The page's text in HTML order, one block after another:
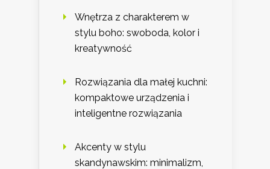
Wnętrza z charakterem w
stylu boho: swoboda, kolor i
kreatywność
Rozwiązania dla małej kuchni:
kompaktowe urządzenia i
inteligentne rozwiązania
Akcenty w stylu
skandynawskim: minimalizm,